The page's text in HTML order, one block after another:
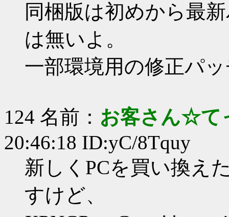
同梱版は初めから最
は無いよ。
一部環境用の修正パ
124 名前： お客さん☆て
20:46:18 ID:yC/8Tquy
新しくPCを買い換え
すけど、